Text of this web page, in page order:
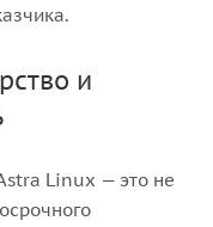
и
Linux — это не